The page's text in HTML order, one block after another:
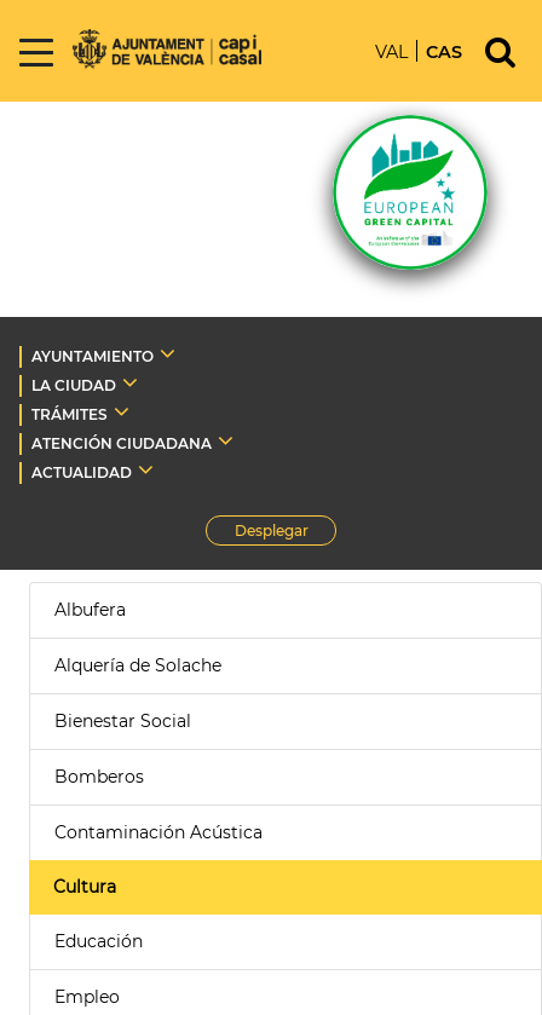
VAL CAS
AYUNTAMIENTO
LA CIUDAD
TRÁMITES
ATENCIÓN CIUDADANA
ACTUALIDAD
Desplegar
Albufera
Alquería de Solache
Bienestar Social
Bomberos
Contaminación Acústica
Cultura
Educación
Empleo